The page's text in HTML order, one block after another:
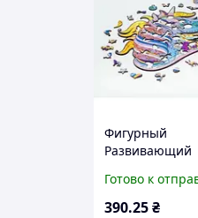
Фигурный
Развивающий
Сказочный
Из 148
Готово к
390.25₴